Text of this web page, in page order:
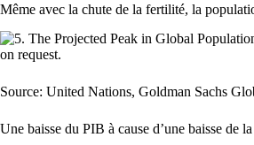
Même avec la chute de la fertilité, la
Source: United Nations, Goldman Sachs
Une baisse du PIB à cause d’une baisse de